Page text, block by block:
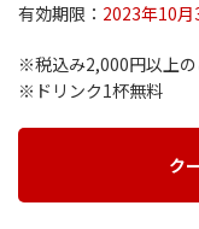
有効期限： 2023年10
※税込み2,000円以上
※ドリンク1杯無料
ク